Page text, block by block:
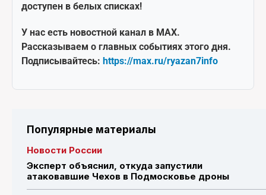
доступен в белых списках!
У нас есть новостной канал в MAX.
Рассказываем о главных событиях этого дня.
Подписывайтесь: https://max.ru/ryazan7info
Популярные материалы
Новости России
Эксперт объяснил, откуда запустили
атаковавшие Чехов в Подмосковье дроны